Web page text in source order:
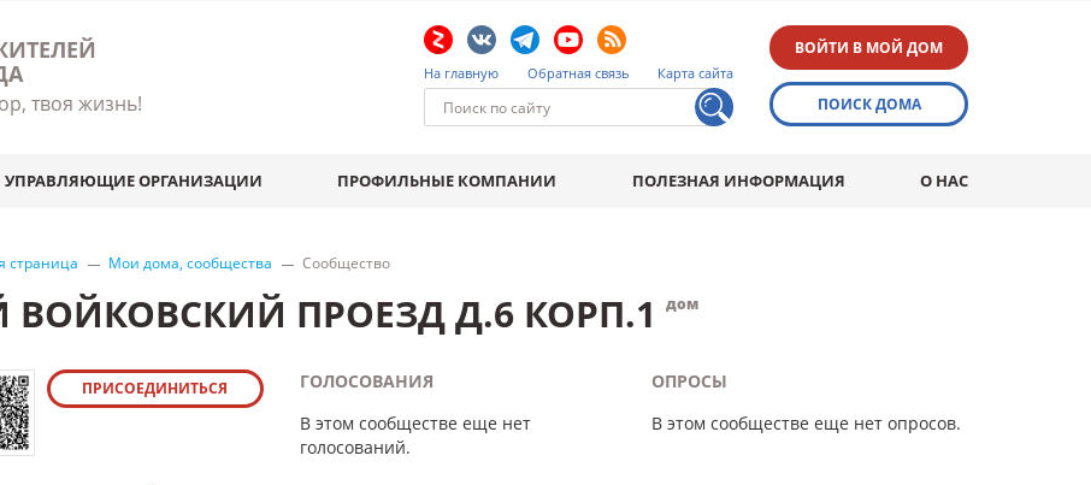
твоя жизнь!
На главную Обратная связь Карта сайта
ВОЙТИ В МОЙ ДОМ
ПОИСК ДОМА
УПРАВЛЯЮЩИЕ ОРГАНИЗАЦИИ ПРОФИЛЬНЫЕ КОМПАНИИ ПОЛЕЗНАЯ ИНФОРМАЦИЯ О НАС
страница Мои дома, сообщества Сообщество
ВОЙКОВСКИЙ ПРОЕЗД Д.6 КОРП.1 дом
ПРИСОЕДИНИТЬСЯ
ГОЛОСОВАНИЯ
В этом сообществе еще нет
голосований.
ОПРОСЫ
В этом сообществе еще нет опросов.